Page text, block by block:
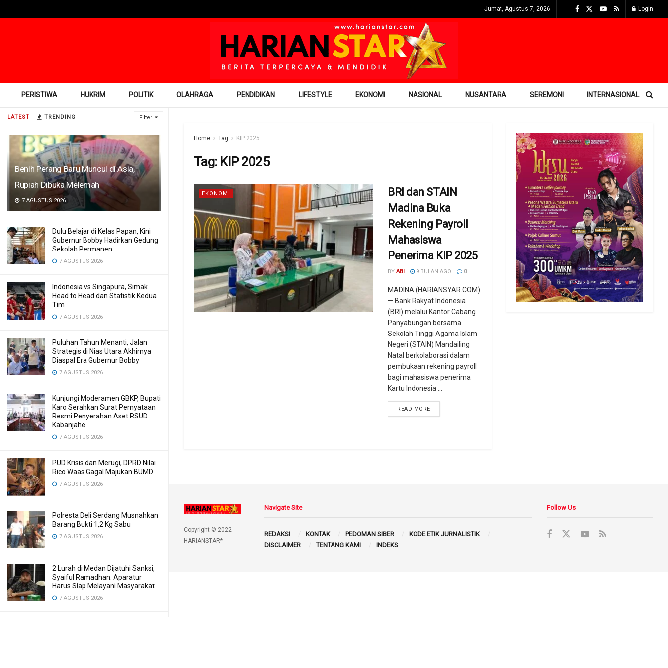
LATEST TRENDING Filter
Benih Perang Baru Muncul di Asia,
Rupiah Dibuka Melemah
7 AGUSTUS 2026
Dulu Belajar di Kelas Papan, Kini
Gubernur Bobby Hadirkan Gedung
Sekolah Permanen
7 AGUSTUS 2026
Indonesia vs Singapura, Simak
Head to Head dan Statistik Kedua
Tim
7 AGUSTUS 2026
Puluhan Tahun Menanti, Jalan
Strategis di Nias Utara Akhirnya
Diaspal Era Gubernur Bobby
7 AGUSTUS 2026
Kunjungi Moderamen GBKP, Bupati
Karo Serahkan Surat Pernyataan
Resmi Penyerahan Aset RSUD
Kabanjahe
7 AGUSTUS 2026
PUD Krisis dan Merugi, DPRD Nilai
Rico Waas Gagal Majukan BUMD
7 AGUSTUS 2026
Polresta Deli Serdang Musnahkan
Barang Bukti 1,2 Kg Sabu
7 AGUSTUS 2026
2 Lurah di Medan Dijatuhi Sanksi,
Syaiful Ramadhan: Aparatur
Harus Siap Melayani Masyarakat
7 AGUSTUS 2026
Jumat, Agustus 7, 2026 Login
PERISTIWA HUKRIM POLITIK OLAHRAGA PENDIDIKAN LIFESTYLE EKONOMI NASIONAL NUSANTARA SEREMONI INTERNASIONAL
Home Tag KIP 2025
Tag: KIP 2025
EKONOMI
BRI dan STAIN
Madina Buka
Rekening Payroll
Mahasiswa
Penerima KIP 2025
BY ABI 9 BULAN AGO 0
MADINA (HARIANSYAR.COM)
— Bank Rakyat Indonesia
(BRI) melalui Kantor Cabang
Panyabungan bersama
Sekolah Tinggi Agama Islam
Negeri (STAIN) Mandailing
Natal berkolaborasi dalam
pembukaan rekening payroll
bagi mahasiswa penerima
Kartu Indonesia ...
READ MORE
Copyright © 2022
HARIANSTAR*
Navigate Site
REDAKSI KONTAK PEDOMAN SIBER
KODE ETIK JURNALISTIK
DISCLAIMER
TENTANG KAMI INDEKS
Follow Us